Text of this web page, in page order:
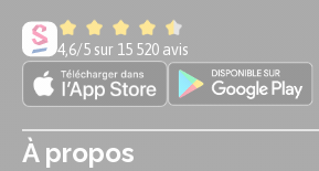
4,6/5 sur 15 520 avis
À propos